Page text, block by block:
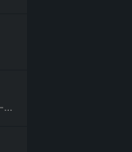
Михаил Евграфович Салтыков-Щедрин